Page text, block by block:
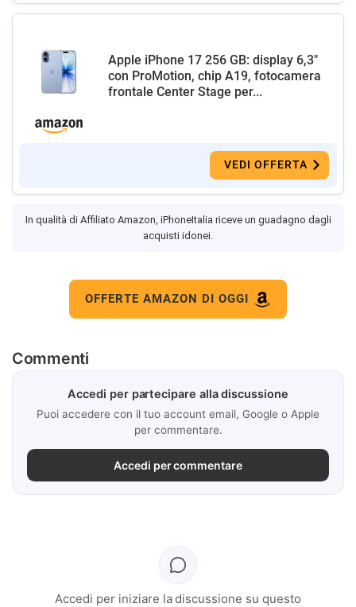
Apple iPhone 17 256 GB: display 6,3"
con ProMotion, chip A19, fotocamera
frontale Center Stage per...
VEDI OFFERTA
In qualità di Affiliato Amazon, iPhoneItalia riceve un guadagno dagli
acquisti idonei.
OFFERTE AMAZON DI OGGI
Commenti
Accedi per partecipare alla discussione
Puoi accedere con il tuo account email, Google o Apple
per commentare.
Accedi per commentare
Accedi per iniziare la discussione su questo